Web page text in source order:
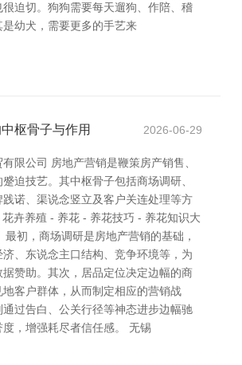
迫切。狗狗需要每天遛狗、作陪、稽
幼犬，需要更多的手艺来
枢骨子与作用 2026-06-29
有限公司 房地产营销是鞭策房产销售、
迫技艺。其中枢骨子包括商场调研、
践诺、渠说念竖立及客户关连处理等方
卉养殖 - 养花 - 养花技巧 - 养花知识大
最初，商场调研是房地产营销的基础，
、东说念主口结构、竞争环境等，为
赞助。其次，居品定位决定边幅的商
客户群体，从而制定相应的营销战
过告白、公关行径等神态进步边幅驰
，增强耗尽者信任感。 无锡